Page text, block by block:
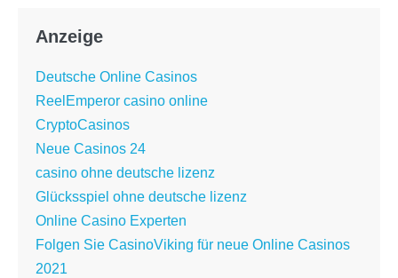
Anzeige
Deutsche Online Casinos
ReelEmperor casino online
CryptoCasinos
Neue Casinos 24
casino ohne deutsche lizenz
Glücksspiel ohne deutsche lizenz
Online Casino Experten
Folgen Sie CasinoViking für neue Online Casinos
2021